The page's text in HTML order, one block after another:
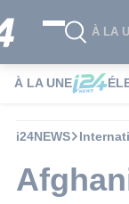
À LA
À LA UNE
i24NEWS